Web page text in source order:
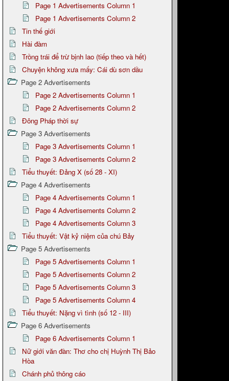
Page 1 Advertisements Column 1
Page 1 Advertisements Column 2
Tin thế giới
Hài đàm
Trồng trái để trừ bịnh lao (tiếp theo và hết)
Chuyện không xưa mấy: Cái dù sơn dầu
Page 2 Advertisements
Page 2 Advertisements Column 1
Page 2 Advertisements Column 2
Đông Pháp thời sự
Page 3 Advertisements
Page 3 Advertisements Column 1
Page 3 Advertisements Column 2
Tiểu thuyết: Đảng X (số 28 - XI)
Page 4 Advertisements
Page 4 Advertisements Column 1
Page 4 Advertisements Column 2
Page 4 Advertisements Column 3
Tiểu thuyết: Vật kỷ niệm của chú Bảy
Page 5 Advertisements
Page 5 Advertisements Column 1
Page 5 Advertisements Column 2
Page 5 Advertisements Column 3
Page 5 Advertisements Column 4
Tiểu thuyết: Nặng vì tình (số 12 - III)
Page 6 Advertisements
Page 6 Advertisements Column 1
Nữ giới văn đàn: Thơ cho chị Huỳnh Thị Bảo
Hòa
Chánh phủ thông cáo